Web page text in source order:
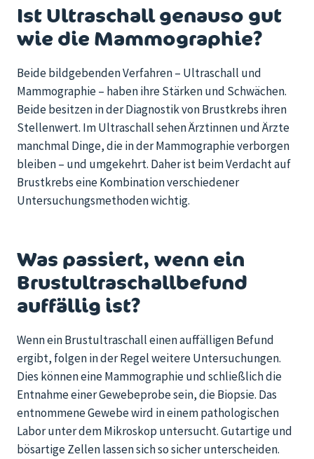
Ist Ultraschall genauso gut
wie die Mammographie?
Beide bildgebenden Verfahren – Ultraschall und
Mammographie – haben ihre Stärken und Schwächen.
Beide besitzen in der Diagnostik von Brustkrebs ihren
Stellenwert. Im Ultraschall sehen Ärztinnen und Ärzte
manchmal Dinge, die in der Mammographie verborgen
bleiben – und umgekehrt. Daher ist beim Verdacht auf
Brustkrebs eine Kombination verschiedener
Untersuchungsmethoden wichtig.
Was passiert, wenn ein
Brustultraschallbefund
auffällig ist?
Wenn ein Brustultraschall einen auffälligen Befund
ergibt, folgen in der Regel weitere Untersuchungen.
Dies können eine Mammographie und schließlich die
Entnahme einer Gewebeprobe sein, die Biopsie. Das
entnommene Gewebe wird in einem pathologischen
Labor unter dem Mikroskop untersucht. Gutartige und
bösartige Zellen lassen sich so sicher unterscheiden.